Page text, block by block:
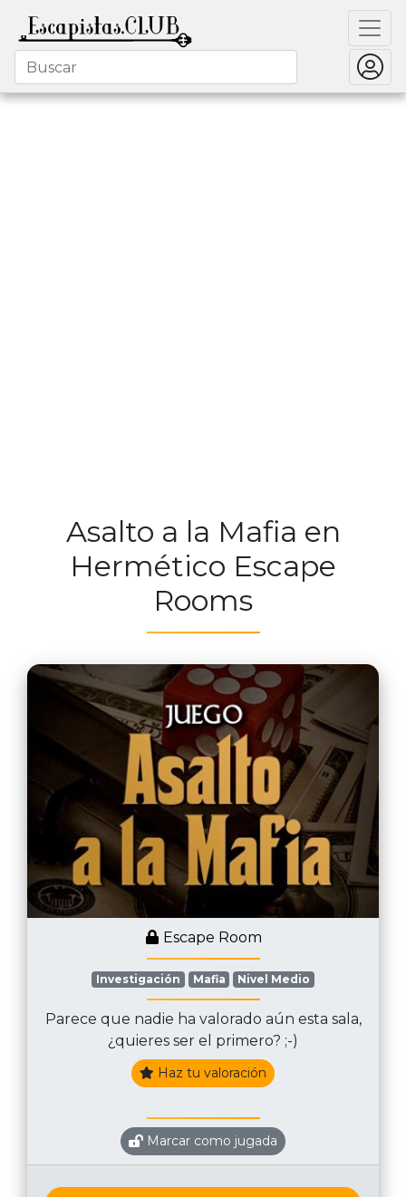
Asalto a la Mafia en
Hermético Escape
Rooms
Escape Room
Investigación Mafia Nivel Medio
Parece que nadie ha valorado aún esta sala,
¿quieres ser el primero? ;-)
Haz tu valoración
Marcar como jugada